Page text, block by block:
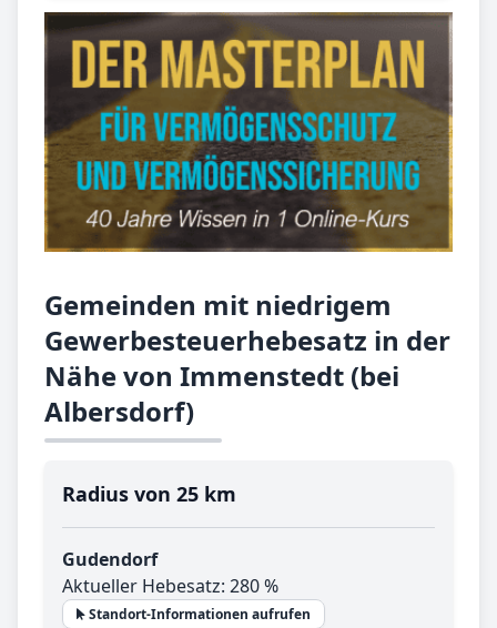
Gemeinden mit niedrigem
Gewerbesteuerhebesatz in der
Nähe von Immenstedt (bei
Albersdorf)
Radius von 25 km
Gudendorf
Aktueller Hebesatz: 280 %
Standort-Informationen aufrufen